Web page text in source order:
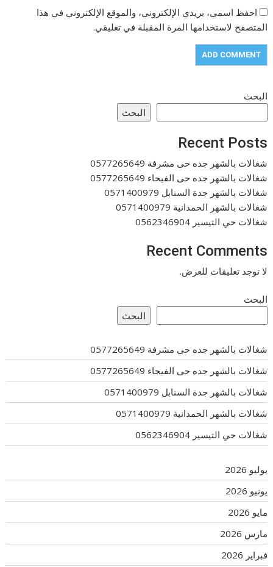
احفظ اسمي، بريدي الإلكتروني، والموقع الإلكتروني في هذا
المتصفح لاستخدامها المرة المقبلة في تعليقي.
البحث
البحث
Recent Posts
شغالات بالشهر جده حى مشرفة 0577265649
شغالات بالشهر جده حى الفيحاء 0577265649
شغالات بالشهر جدة السنابل 0571400979
شغالات بالشهر الحمدانية 0571400979
شغالات حي التيسير 0562346904
Recent Comments
لا توجد تعليقات للعرض.
البحث
البحث
شغالات بالشهر جده حى مشرفة 0577265649
شغالات بالشهر جده حى الفيحاء 0577265649
شغالات بالشهر جدة السنابل 0571400979
شغالات بالشهر الحمدانية 0571400979
شغالات حي التيسير 0562346904
يوليو 2026
يونيو 2026
مايو 2026
مارس 2026
فبراير 2026